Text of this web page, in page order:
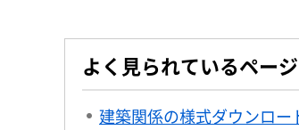
よく見られているページ
建築関係の様式ダウンロー